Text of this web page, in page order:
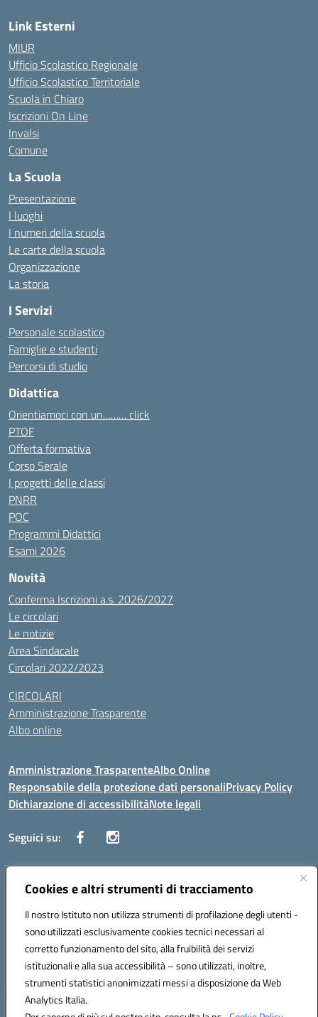
Cookies e altri strumenti di tracciamento
Il nostro Istituto non utilizza strumenti di profilazione degli utenti -
sono utilizzati esclusivamente cookies tecnici necessari al
corretto funzionamento del sito, alla fruibilità dei servizi
istituzionali e alla sua accessibilità – sono utilizzati, inoltre,
strumenti statistici anonimizzati messi a disposizione da Web
Analytics Italia.
Link Esterni
MIUR
Ufficio Scolastico Regionale
Ufficio Scolastico Territoriale
Scuola in Chiaro
Iscrizioni On Line
Invalsi
Comune
La Scuola
Presentazione
I luoghi
I numeri della scuola
Le carte della scuola
Organizzazione
La storia
I Servizi
Personale scolastico
Famiglie e studenti
Percorsi di studio
Didattica
Orientiamoci con un……… click
PTOF
Offerta formativa
Corso Serale
I progetti delle classi
PNRR
POC
Programmi Didattici
Esami 2026
Novità
Conferma Iscrizioni a.s. 2026/2027
Le circolari
Le notizie
Area Sindacale
Circolari 2022/2023
CIRCOLARI
Amministrazione Trasparente
Albo online
Amministrazione TrasparenteAlbo Online
Responsabile della protezione dati personaliPrivacy Policy
Dichiarazione di accessibilitàNote legali
Seguici su:
Indirizzo:Corso Vittorio Emanuele, 27 90133 - Palermo
Posta elettronica certificata (PEC):pais03600r@pec.istruzione.it
Codice fiscale: 97308550827
Codice meccanografico: PAIS03600R
Hosting & Powered by 3D Solution S.r.l.